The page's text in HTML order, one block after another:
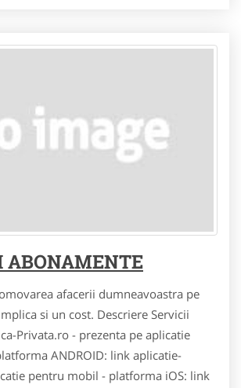
ABONAMENTE
afacerii dumneavoastra pe
si un cost. Descriere Servicii
Privata.ro - prezenta pe aplicatie
ANDROID: link aplicatie-
pentru mobil - platforma iOS: link